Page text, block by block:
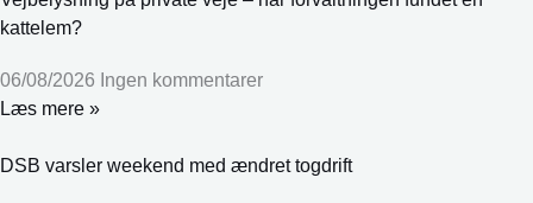
kattelem?
06/08/2026 Ingen kommentarer
Læs mere »
DSB varsler weekend med ændret togdrift